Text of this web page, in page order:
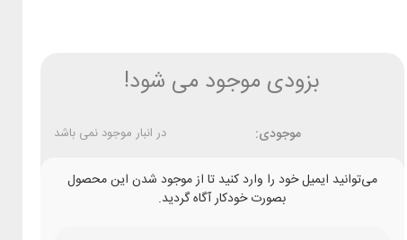
بزودی موجود می شود!
موجودی: در انبار موجود نمی باشد
می‌توانید ایمیل خود را وارد کنید تا از موجود شدن این محصول
بصورت خودکار آگاه گردید.